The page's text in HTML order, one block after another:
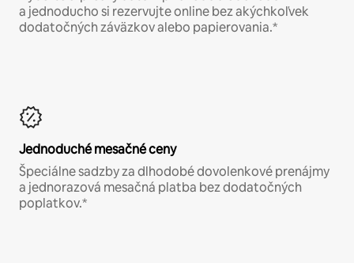
a jednoducho si rezervujte online bez akýchkoľvek
dodatočných záväzkov alebo papierovania.*
Jednoduché mesačné ceny
Špeciálne sadzby za dlhodobé dovolenkové prenájmy
a jednorazová mesačná platba bez dodatočných
poplatkov.*